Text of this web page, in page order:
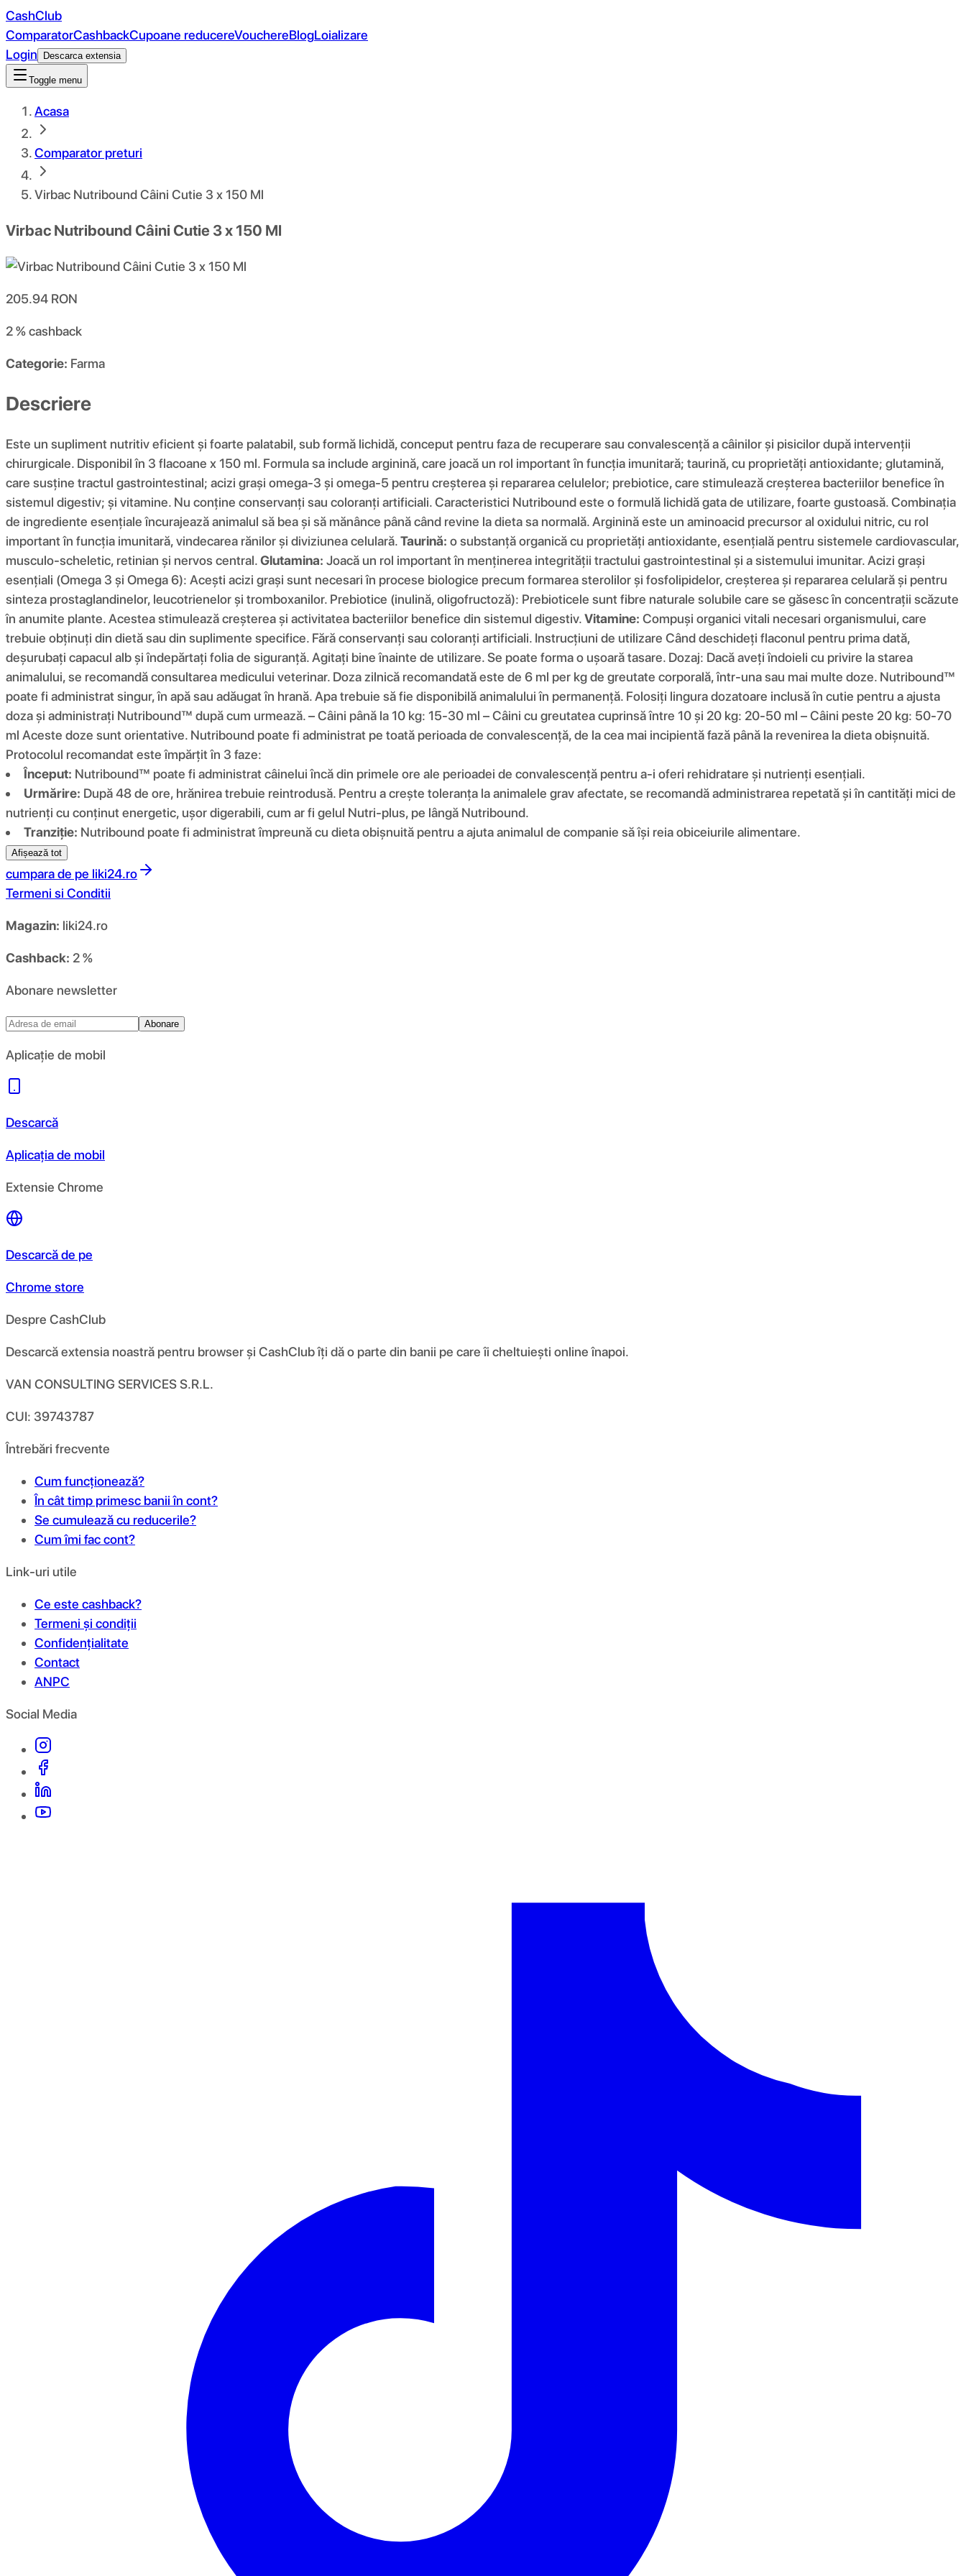
CashClub
ComparatorCashbackCupoane reducereVouchereBlogLoializare
Login
Descarca extensia
Toggle menu
Acasa
Comparator preturi
Virbac Nutribound Câini Cutie 3 x 150 Ml
Virbac Nutribound Câini Cutie 3 x 150 Ml
205.94 RON
2 %cashback
Categorie: Farma
Descriere
Este un supliment nutritiv eficient și foarte palatabil, sub formă lichidă, conceput pentru faza de recuperare sau convalescență a câinilor și pisicilor după intervenții
chirurgicale. Disponibil în 3 flacoane x 150 ml. Formula sa include arginină, care joacă un rol important în funcția imunitară; taurină, cu proprietăți antioxidante; glutamină,
care susține tractul gastrointestinal; acizi grași omega-3 și omega-5 pentru creșterea și repararea celulelor; prebiotice, care stimulează creșterea bacteriilor benefice în
sistemul digestiv; și vitamine. Nu conține conservanți sau coloranți artificiali. Caracteristici Nutribound este o formulă lichidă gata de utilizare, foarte gustoasă. Combinația
de ingrediente esențiale încurajează animalul să bea și să mănânce până când revine la dieta sa normală. Arginină este un aminoacid precursor al oxidului nitric, cu rol
important în funcția imunitară, vindecarea rănilor și diviziunea celulară.Taurină: o substanță organică cu proprietăți antioxidante, esențială pentru sistemele cardiovascular,
musculo-scheletic, retinian și nervos central.Glutamina: Joacă un rol important în menținerea integrității tractului gastrointestinal și a sistemului imunitar. Acizi grași
esențiali (Omega 3 și Omega 6): Acești acizi grași sunt necesari în procese biologice precum formarea sterolilor și fosfolipidelor, creșterea și repararea celulară și pentru
sinteza prostaglandinelor, leucotrienelor și tromboxanilor. Prebiotice (inulină, oligofructoză): Prebioticele sunt fibre naturale solubile care se găsesc în concentrații scăzute
în anumite plante. Acestea stimulează creșterea și activitatea bacteriilor benefice din sistemul digestiv.Vitamine: Compuși organici vitali necesari organismului, care
trebuie obținuți din dietă sau din suplimente specifice. Fără conservanți sau coloranți artificiali. Instrucțiuni de utilizare Când deschideți flaconul pentru prima dată,
deșurubați capacul alb și îndepărtați folia de siguranță. Agitați bine înainte de utilizare. Se poate forma o ușoară tasare. Dozaj: Dacă aveți îndoieli cu privire la starea
animalului, se recomandă consultarea medicului veterinar. Doza zilnică recomandată este de 6 ml per kg de greutate corporală, într-una sau mai multe doze. Nutribound™
poate fi administrat singur, în apă sau adăugat în hrană. Apa trebuie să fie disponibilă animalului în permanență. Folosiți lingura dozatoare inclusă în cutie pentru a ajusta
doza și administrați Nutribound™ după cum urmează. – Câini până la 10 kg: 15-30 ml – Câini cu greutatea cuprinsă între 10 și 20 kg: 20-50 ml – Câini peste 20 kg: 50-70
ml Aceste doze sunt orientative. Nutribound poate fi administrat pe toată perioada de convalescență, de la cea mai incipientă fază până la revenirea la dieta obișnuită.
Protocolul recomandat este împărțit în 3 faze:
Început: Nutribound™ poate fi administrat câinelui încă din primele ore ale perioadei de convalescență pentru a-i oferi rehidratare și nutrienți esențiali.
Urmărire: După 48 de ore, hrănirea trebuie reintrodusă. Pentru a crește toleranța la animalele grav afectate, se recomandă administrarea repetată și în cantități mici de
nutrienți cu conținut energetic, ușor digerabili, cum ar fi gelul Nutri-plus, pe lângă Nutribound.
Tranziție: Nutribound poate fi administrat împreună cu dieta obișnuită pentru a ajuta animalul de companie să își reia obiceiurile alimentare.
Afișează tot
cumpara de pe liki24.ro
Termeni si Conditii
Magazin: liki24.ro
Cashback: 2 %
Abonare newsletter
Abonare
Aplicație de mobil
Descarcă
Aplicația de mobil
Extensie Chrome
Descarcă de pe
Chrome store
Despre CashClub
Descarcă extensia noastră pentru browser și CashClub îți dă o parte din banii pe care îi cheltuiești online înapoi.
VAN CONSULTING SERVICES S.R.L.
CUI: 39743787
Întrebări frecvente
Cum funcționează?
În cât timp primesc banii în cont?
Se cumulează cu reducerile?
Cum îmi fac cont?
Link-uri utile
Ce este cashback?
Termeni și condiții
Confidențialitate
Contact
ANPC
Social Media